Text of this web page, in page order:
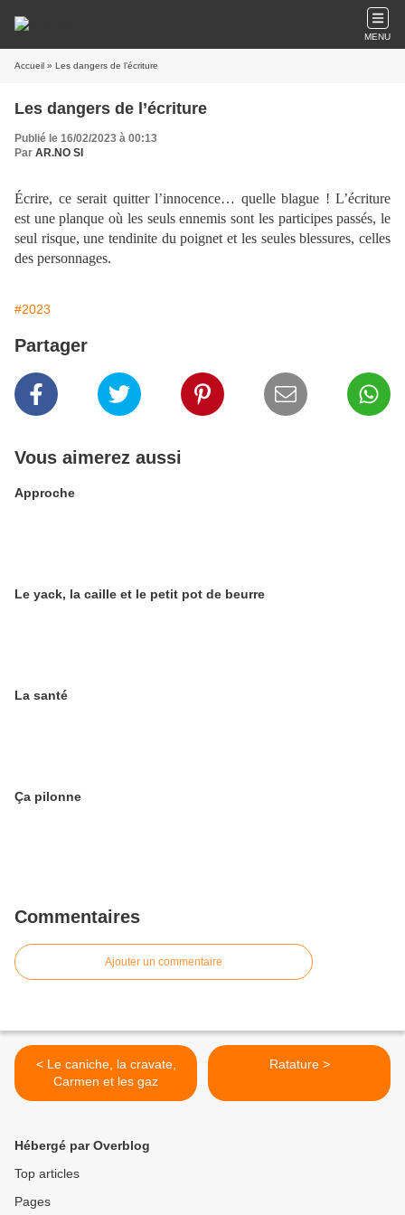
MENU
Accueil » Les dangers de l’écriture
Les dangers de l’écriture
Publié le 16/02/2023 à 00:13
Par AR.NO SI
Écrire, ce serait quitter l’innocence… quelle blague ! L’écriture
est une planque où les seuls ennemis sont les participes passés, le
seul risque, une tendinite du poignet et les seules blessures, celles
des personnages.
#2023
Partager
Vous aimerez aussi
Approche
Le yack, la caille et le petit pot de beurre
La santé
Ça pilonne
Commentaires
Ajouter un commentaire
< Le caniche, la cravate,
Carmen et les gaz
Ratature >
Hébergé par Overblog
Top articles
Pages